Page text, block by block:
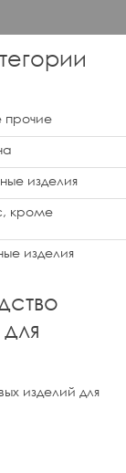
прочие
изделия
кроме
изделия